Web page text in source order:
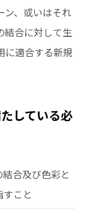
ン、或いはそれ
結合に対して生
に適合する新規
している必
合及び色彩と
こと